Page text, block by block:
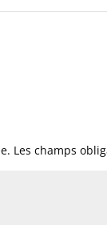
Les champs